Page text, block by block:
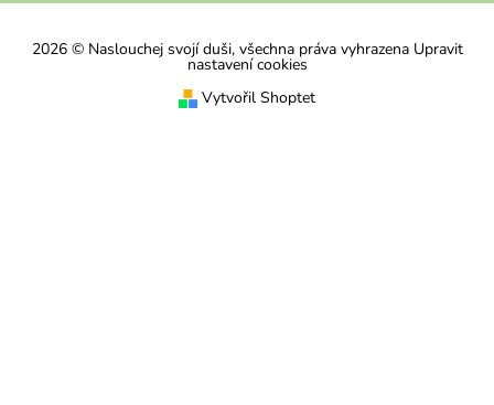
2026 © Naslouchej svojí duši, všechna práva vyhrazena Upravit
nastavení cookies
Vytvořil Shoptet